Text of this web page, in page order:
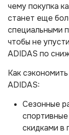
чему покупка
станет еще
специальными
чтобы не
ADIDAS по
Как
ADIDAS:
Сезонные
скидками в